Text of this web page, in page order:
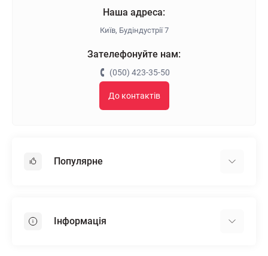
Наша адреса:
Київ, Будіндустрії 7
Зателефонуйте нам:
(050) 423-35-50
До контактів
Популярне
Пінопласт
Інформація